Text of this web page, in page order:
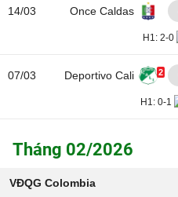
14/03 Once Caldas
H1: 2-0
07/03 Deportivo Cali 2
H1:0-1
Tháng 02/2026
VĐQG Colombia